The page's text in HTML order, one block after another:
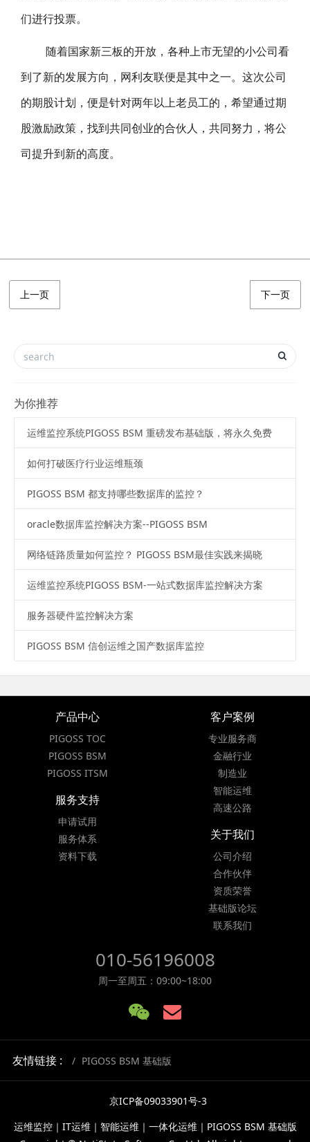
们进行投票。
随着国家新三板的开放，各种上市无望的小公司看
到了新的发展方向，网利友联便是其中之一。这次公司
的期股计划，便是针对两年以上老员工的，希望通过期
股激励政策，找到共同创业的合伙人，共同努力，将公
司提升到新的高度。
上一页 下一页
为你推荐
运维监控系统PIGOSS BSM 重磅发布基础版，将永久免费
如何打破医疗行业运维瓶颈
PIGOSS BSM 都支持哪些数据库的监控？
oracle数据库监控解决方案--PIGOSS BSM
网络链路质量如何监控？ PIGOSS BSM最佳实践来揭晓
运维监控系统PIGOSS BSM-一站式数据库监控解决方案
服务器硬件监控解决方案
PIGOSS BSM 信创运维之国产数据库监控
产品中心
PIGOSS TOC
PIGOSS BSM
PIGOSS ITSM
客户案例
专业服务商
金融行业
制造业
智能运维
高速公路
服务支持
申请试用
服务体系
资料下载
关于我们
公司介绍
合作伙伴
资质荣誉
基础版论坛
联系我们
010-56196008
周一至周五：09:00~18:00
友情链接 : PIGOSS BSM 基础版
京ICP备09033901号-3
运维监控｜IT运维｜智能运维｜一体化运维｜PIGOSS BSM 基础版